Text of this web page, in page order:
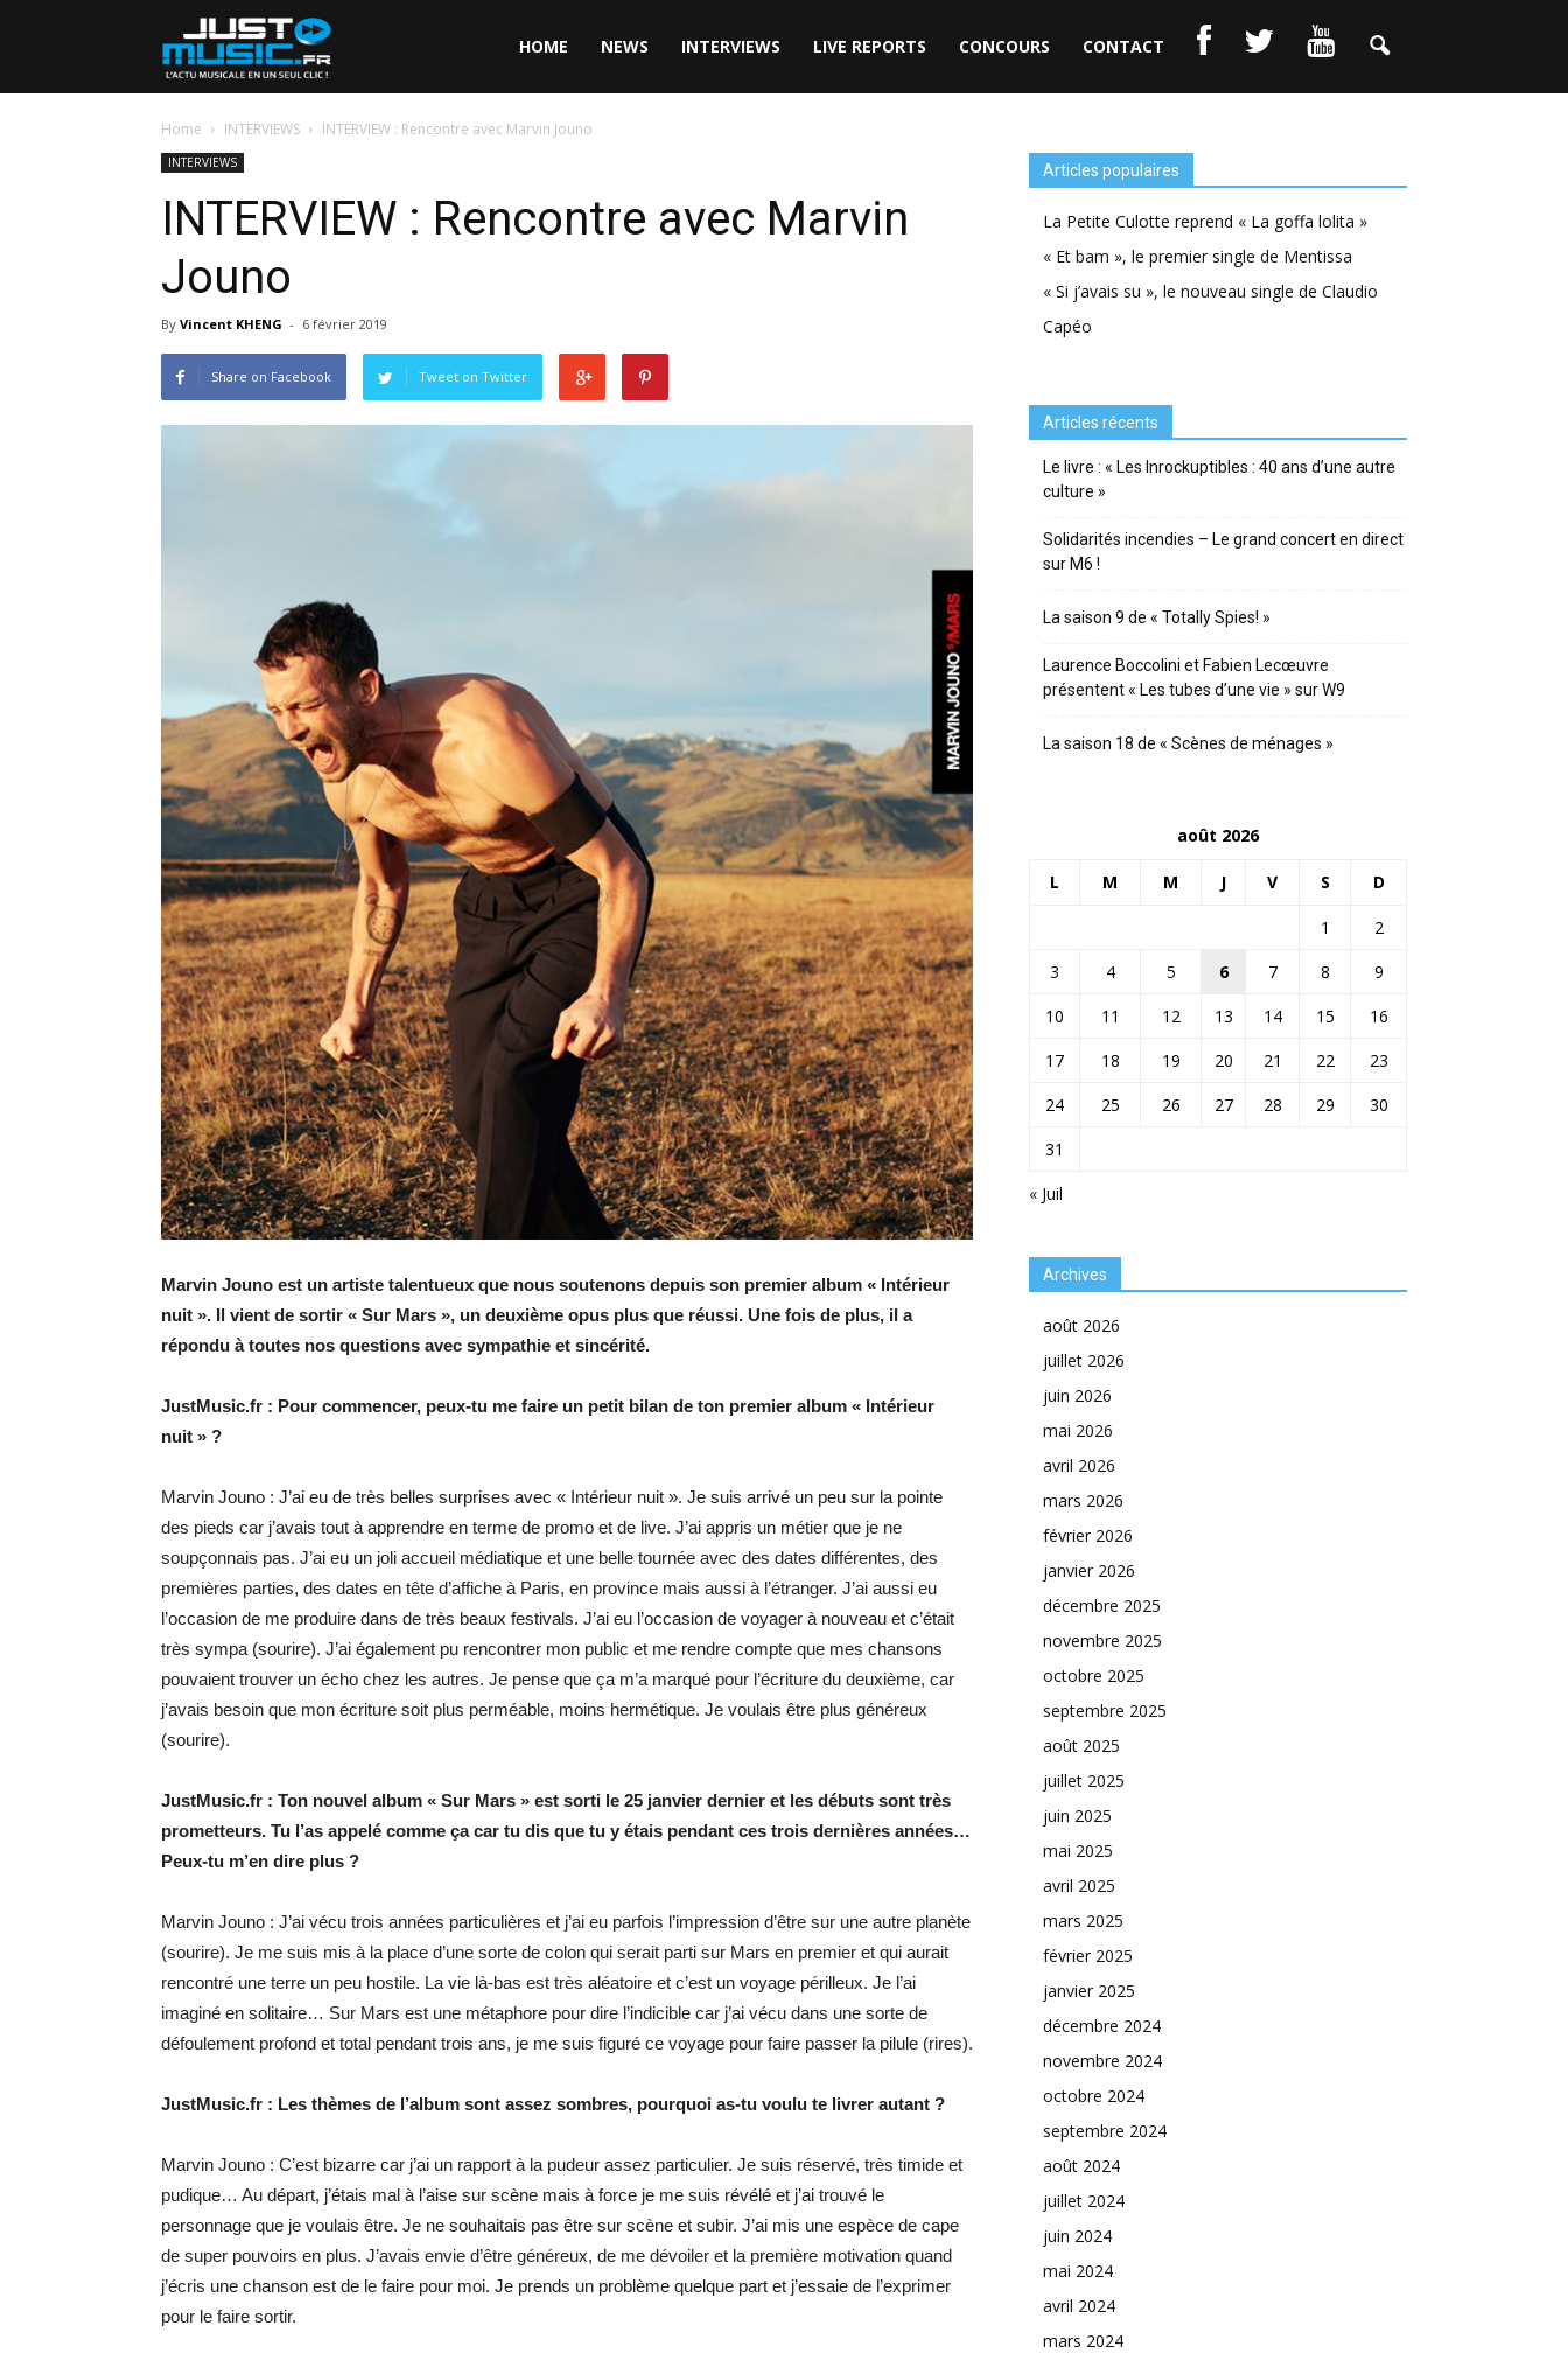
HOME NEWS INTERVIEWS LIVE REPORTS CONCOURS CONTACT
Home INTERVIEWS INTERVIEW : Rencontre avec Marvin Jouno
INTERVIEWS
INTERVIEW : Rencontre avec Marvin
Jouno
By Vincent KHENG - 6 février 2019
Share on Facebook Tweet on Twitter
Marvin Jouno est un artiste talentueux que nous soutenons depuis son premier album « Intérieur
nuit ». Il vient de sortir « Sur Mars », un deuxième opus plus que réussi. Une fois de plus, il a
répondu à toutes nos questions avec sympathie et sincérité.
JustMusic.fr : Pour commencer, peux-tu me faire un petit bilan de ton premier album « Intérieur
nuit » ?
Marvin Jouno : J’ai eu de très belles surprises avec « Intérieur nuit ». Je suis arrivé un peu sur la pointe
des pieds car j’avais tout à apprendre en terme de promo et de live. J’ai appris un métier que je ne
soupçonnais pas. J’ai eu un joli accueil médiatique et une belle tournée avec des dates différentes, des
premières parties, des dates en tête d’affiche à Paris, en province mais aussi à l’étranger. J’ai aussi eu
l’occasion de me produire dans de très beaux festivals. J’ai eu l’occasion de voyager à nouveau et c’était
très sympa (sourire). J’ai également pu rencontrer mon public et me rendre compte que mes chansons
pouvaient trouver un écho chez les autres. Je pense que ça m’a marqué pour l’écriture du deuxième, car
j’avais besoin que mon écriture soit plus perméable, moins hermétique. Je voulais être plus généreux
(sourire).
JustMusic.fr : Ton nouvel album « Sur Mars » est sorti le 25 janvier dernier et les débuts sont très
prometteurs. Tu l’as appelé comme ça car tu dis que tu y étais pendant ces trois dernières années…
Peux-tu m’en dire plus ?
Marvin Jouno : J’ai vécu trois années particulières et j’ai eu parfois l’impression d’être sur une autre planète
(sourire). Je me suis mis à la place d’une sorte de colon qui serait parti sur Mars en premier et qui aurait
rencontré une terre un peu hostile. La vie là-bas est très aléatoire et c’est un voyage périlleux. Je l’ai
imaginé en solitaire… Sur Mars est une métaphore pour dire l’indicible car j’ai vécu dans une sorte de
défoulement profond et total pendant trois ans, je me suis figuré ce voyage pour faire passer la pilule (rires).
JustMusic.fr : Les thèmes de l’album sont assez sombres, pourquoi as-tu voulu te livrer autant ?
Marvin Jouno : C’est bizarre car j’ai un rapport à la pudeur assez particulier. Je suis réservé, très timide et
pudique… Au départ, j’étais mal à l’aise sur scène mais à force je me suis révélé et j’ai trouvé le
personnage que je voulais être. Je ne souhaitais pas être sur scène et subir. J’ai mis une espèce de cape
de super pouvoirs en plus. J’avais envie d’être généreux, de me dévoiler et la première motivation quand
j’écris une chanson est de le faire pour moi. Je prends un problème quelque part et j’essaie de l’exprimer
pour le faire sortir.
Articles populaires
La Petite Culotte reprend « La goffa lolita »
« Et bam », le premier single de Mentissa
« Si j’avais su », le nouveau single de Claudio
Capéo
Articles récents
Le livre : « Les Inrockuptibles : 40 ans d’une autre
culture »
Solidarités incendies – Le grand concert en direct
sur M6 !
La saison 9 de « Totally Spies! »
Laurence Boccolini et Fabien Lecœuvre
présentent « Les tubes d’une vie » sur W9
La saison 18 de « Scènes de ménages »
août 2026
L M M J V S D
« Juil
1
2
3
4 5 6 7 8
9
10
11 12 13 14 15
16
17
18 19 20 21 22
23
24
25 26 27 28 29
30
31
Archives
août 2026
juillet 2026
juin 2026
mai 2026
avril 2026
mars 2026
février 2026
janvier 2026
décembre 2025
novembre 2025
octobre 2025
septembre 2025
août 2025
juillet 2025
juin 2025
mai 2025
avril 2025
mars 2025
février 2025
janvier 2025
décembre 2024
novembre 2024
octobre 2024
septembre 2024
août 2024
juillet 2024
juin 2024
mai 2024
avril 2024
mars 2024